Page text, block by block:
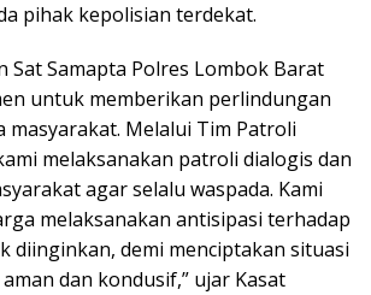
pihak kepolisian terdekat.
Sat Samapta Polres Lombok Barat
untuk memberikan perlindungan
masyarakat. Melalui Tim Patroli
melaksanakan patroli dialogis dan
agar selalu waspada. Kami
melaksanakan antisipasi terhadap
diinginkan, demi menciptakan situasi
dan kondusif,” ujar Kasat